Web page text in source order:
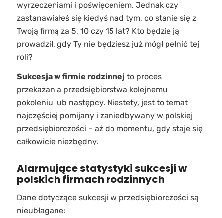
wyrzeczeniami i poświęceniem. Jednak czy
zastanawiałeś się kiedyś nad tym, co stanie się z
Twoją firmą za 5, 10 czy 15 lat? Kto będzie ją
prowadził, gdy Ty nie będziesz już mógł pełnić tej
roli?
Sukcesja w firmie rodzinnej to proces
przekazania przedsiębiorstwa kolejnemu
pokoleniu lub następcy. Niestety, jest to temat
najczęściej pomijany i zaniedbywany w polskiej
przedsiębiorczości – aż do momentu, gdy staje się
całkowicie niezbędny.
Alarmujące statystyki sukcesji w
polskich firmach rodzinnych
Dane dotyczące sukcesji w przedsiębiorczości są
nieubłagane: